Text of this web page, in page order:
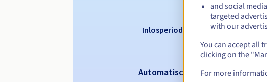
Inlosperiode
Automatische meldingen:
and social
targeted
with our
You can accept all
clicking on the
For more